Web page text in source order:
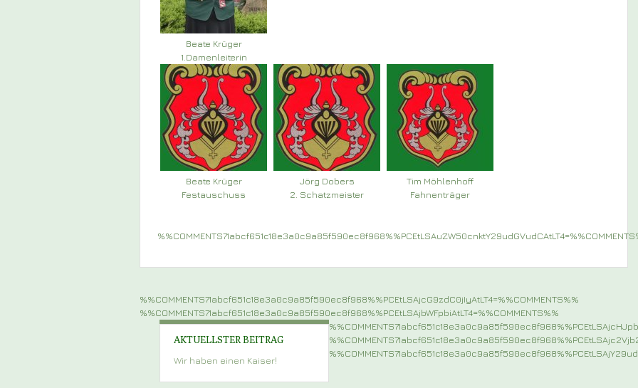
Beate Krüger
1.Damenleiterin
Beate Krüger
Festauschuss
Jörg Dobers
2. Schatzmeister
Tim Möhlenhoff
Fahnenträger
%%COMMENTS71abcf651c18e3a0c9a85f590ec8f968%%PCEtLSAjcG9zdC0jIyAtLT4=%%COMMENTS%%
%%COMMENTS71abcf651c18e3a0c9a85f590ec8f968%%PCEtLSAjbWFpbiAtLT4=%%COMMENTS%%
AKTUELLSTER BEITRAG
Wir haben einen Kaiser!